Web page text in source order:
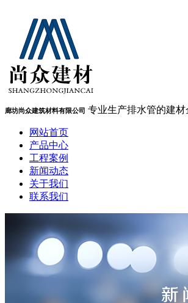
廊坊尚众建筑材料有限公司 专业生产排水管的建材
网站首页
产品中心
工程案例
新闻动态
关于我们
联系我们